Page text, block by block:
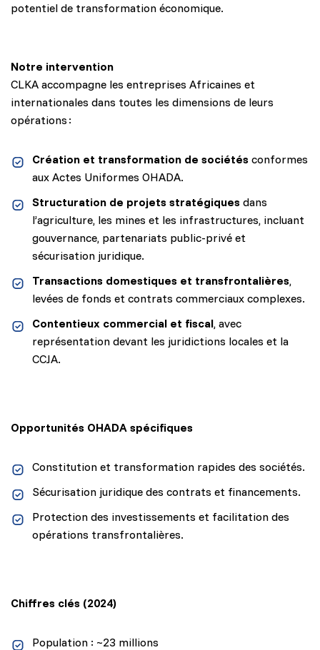
potentiel de transformation économique.
Notre intervention
CLKA accompagne les entreprises Africaines et
internationales dans toutes les dimensions de leurs
opérations :
Création et transformation de sociétés conformes
aux Actes Uniformes OHADA.
Structuration de projets stratégiques dans
l’agriculture, les mines et les infrastructures, incluant
gouvernance, partenariats public-privé et
sécurisation juridique.
Transactions domestiques et transfrontalières,
levées de fonds et contrats commerciaux complexes.
Contentieux commercial et fiscal, avec
représentation devant les juridictions locales et la
CCJA.
Opportunités OHADA spécifiques
Constitution et transformation rapides des sociétés.
Sécurisation juridique des contrats et financements.
Protection des investissements et facilitation des
opérations transfrontalières.
Chiffres clés (2024)
Population : ~23 millions